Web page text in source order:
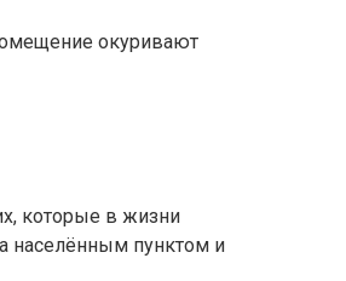
окуривают
которые в жизни
населённым пунктом и